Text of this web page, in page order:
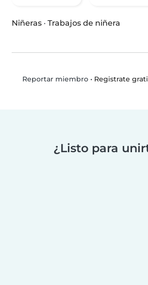
Niñeras · Trabajos de niñera
Reportar miembro• Registrate
¿Listo para